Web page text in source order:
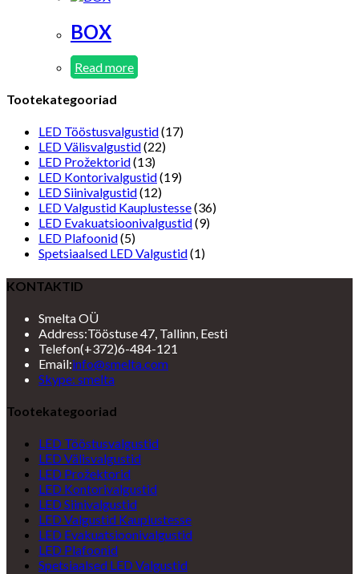
BOX
Read more
Tootekategooriad
LED Tööstusvalgustid(17)
LED Välisvalgustid(22)
LED Prožektorid(13)
LED Kontorivalgustid(19)
LED Siinivalgustid(12)
LED Valgustid Kauplustesse(36)
LED Evakuatsioonivalgustid(9)
LED Plafoonid(5)
Spetsiaalsed LED Valgustid(1)
KONTAKTID
Smelta OÜ
Address:Tööstuse 47, Tallinn, Eesti
Telefon(+372)6-484-121
Email:info@smelta.comOpens
Skype: smeltaOpens
your
Tootekategooriad
LED Tööstusvalgustid
LED Välisvalgustid
LED Prožektorid
LED Kontorivalgustid
LED Siinivalgustid
LED Valgustid Kauplustesse
LED Evakuatsioonivalgustid
LED Plafoonid
Spetsiaalsed LED Valgustid